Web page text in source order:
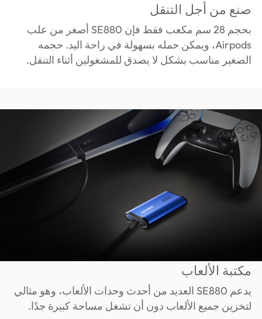
صنع من أجل التنقل
بحجم 28 سم مكعب فقط فإن SE880 أصغر من علب
Airpods، ويمكن حمله بسهولة في راحة اليد. حجمه
الصغير مناسب بشكل لا يصدق للمشغولين أثناء التنقل.
مكتبة الألعاب
يدعم SE880 العديد من أحدث وحدات الألعاب، وهو مثالي
لتخزين جميع الألعاب دون أن تشغل مساحة كبيرة جدًا.